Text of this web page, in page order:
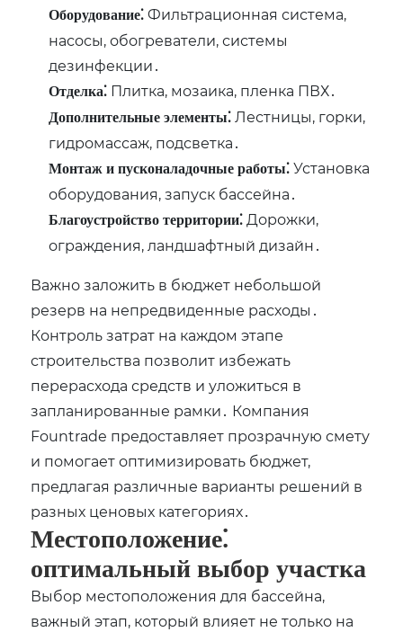
Оборудование⁚ Фильтрационная система,
насосы, обогреватели, системы
дезинфекции․
Отделка⁚ Плитка, мозаика, пленка ПВХ․
Дополнительные элементы⁚ Лестницы, горки,
гидромассаж, подсветка․
Монтаж и пусконаладочные работы⁚ Установка
оборудования, запуск бассейна․
Благоустройство территории⁚ Дорожки,
ограждения, ландшафтный дизайн․
Важно заложить в бюджет небольшой
резерв на непредвиденные расходы․
Контроль затрат на каждом этапе
строительства позволит избежать
перерасхода средств и уложиться в
запланированные рамки․ Компания
Fountrade предоставляет прозрачную смету
и помогает оптимизировать бюджет,
предлагая различные варианты решений в
разных ценовых категориях․
Местоположение⁚
оптимальный выбор участка
Выбор местоположения для бассейна,
важный этап, который влияет не только на